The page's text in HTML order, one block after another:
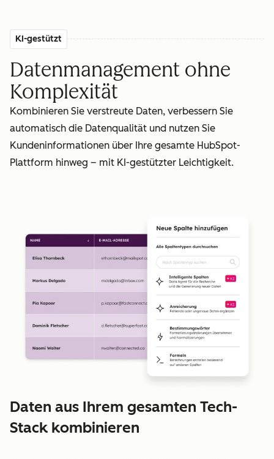
KI-gestützt
Datenmanagement ohne
Komplexität
Kombinieren Sie verstreute Daten, verbessern Sie
automatisch die Datenqualität und nutzen Sie
Kundeninformationen über Ihre gesamte HubSpot-
Plattform hinweg – mit KI-gestützter Leichtigkeit.
Daten aus Ihrem gesamten Tech-
Stack kombinieren